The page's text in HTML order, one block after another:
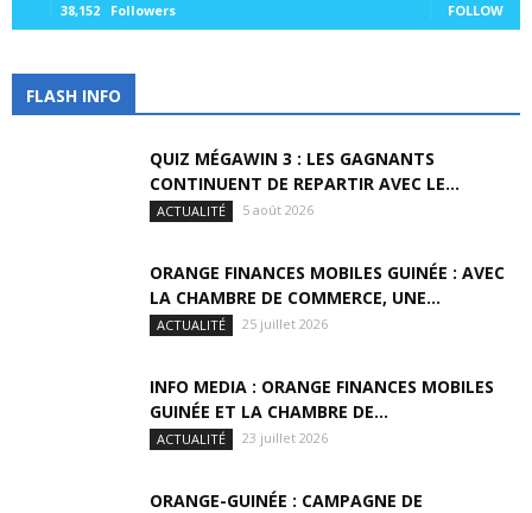
38,152 Followers FOLLOW
FLASH INFO
QUIZ MÉGAWIN 3 : LES GAGNANTS
CONTINUENT DE REPARTIR AVEC LE...
ACTUALITÉ 5 août 2026
ORANGE FINANCES MOBILES GUINÉE : AVEC
LA CHAMBRE DE COMMERCE, UNE...
ACTUALITÉ 25 juillet 2026
INFO MEDIA : ORANGE FINANCES MOBILES
GUINÉE ET LA CHAMBRE DE...
ACTUALITÉ 23 juillet 2026
ORANGE-GUINÉE : CAMPAGNE DE